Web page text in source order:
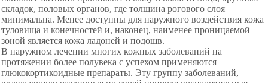
складок, половых органов, где толщина рогового слоя
минимальна. Менее доступны для наружного воздействия кожа
туловища и конечностей и, наконец, наименее проницаемой
зоной является кожа ладоней и подошв.
В наружном лечении многих кожных заболеваний на
протяжении более полувека с успехом применяются
глюкокортикоидные препараты. Эту группу заболеваний,